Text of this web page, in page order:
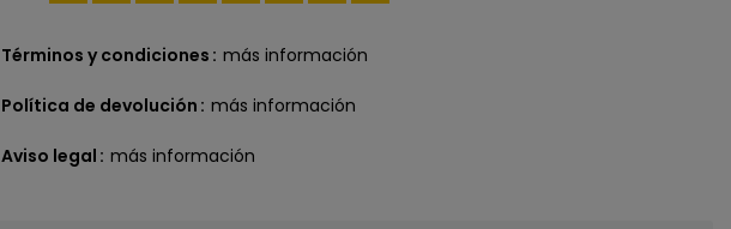
Términos y condiciones más información
Política de devolución más información
Aviso legal más información